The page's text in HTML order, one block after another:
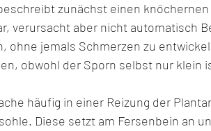
zunächst einen
verursacht aber nicht automatisch
ohne jemals Schmerzen zu
obwohl der Sporn selbst nur klein
häufig in einer Reizung der
Diese setzt am Fersenbein an